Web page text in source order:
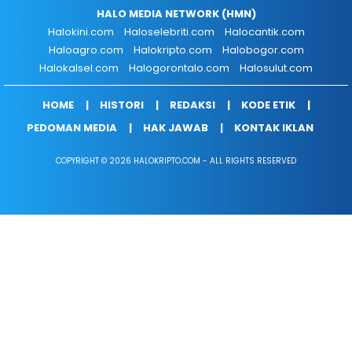
HALO MEDIA NETWORK (HMN)
Halokini.com
Haloselebriti.com
Halocantik.com
Haloagro.com
Halokripto.com
Halobogor.com
Halokalsel.com
Halogorontalo.com Halosulut.com
HOME HISTORI REDAKSI
KODE ETIK
PEDOMAN MEDIA
HAK JAWAB KONTAK IKLAN
COPYRIGHT © 2026 HALOKRIPTO.COM - ALL RIGHTS RESERVED